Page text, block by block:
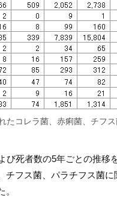
たコレラ菌、赤痢菌、チフ
び死者数の5年ごとの推移
チフス菌、パラチフス菌